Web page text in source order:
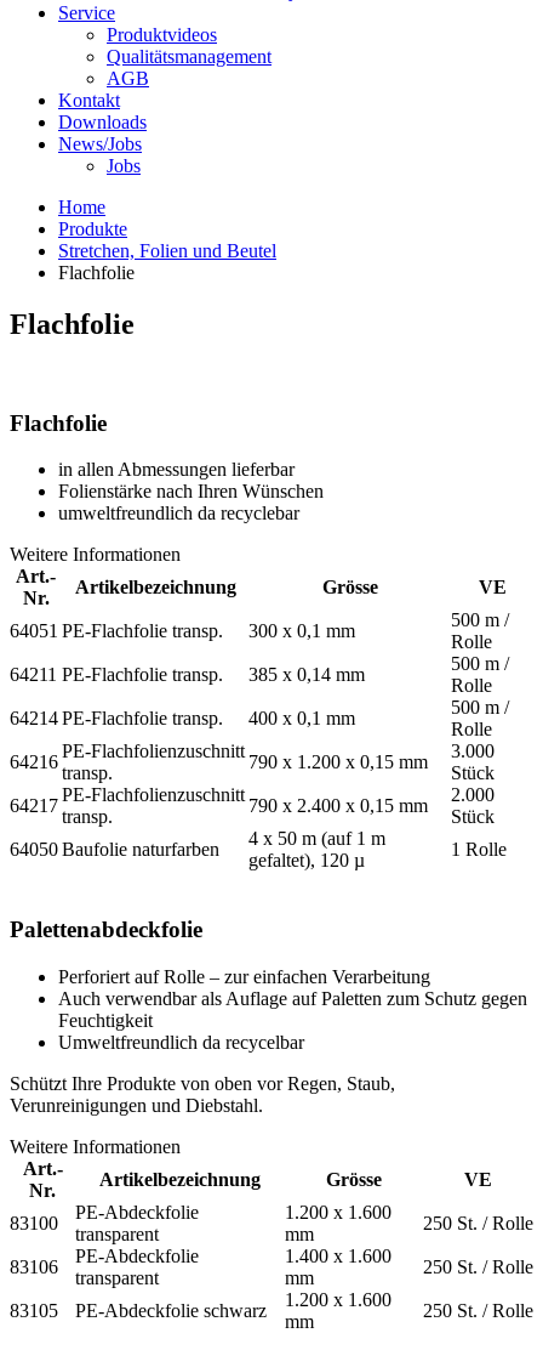
Service
Produktvideos
Qualitätsmanagement
AGB
Kontakt
Downloads
News/Jobs
Jobs
Home
Produkte
Stretchen, Folien und Beutel
Flachfolie
Flachfolie
Flachfolie
in allen Abmessungen lieferbar
Folienstärke nach Ihren Wünschen
umweltfreundlich da recyclebar
Weitere Informationen
Art.-
Nr.
Artikelbezeichnung Grösse VE
64051 PE-Flachfolie transp. 300 x 0,1 mm
500 m /
Rolle
64211 PE-Flachfolie transp. 385 x 0,14 mm
500 m /
Rolle
64214PE-Flachfolie transp. 400 x 0,1 mm
500 m /
Rolle
64216
PE-Flachfolienzuschnitt
transp.
790 x 1.200 x 0,15 mm
3.000
Stück
64217
PE-Flachfolienzuschnitt
transp.
790 x 2.400 x 0,15 mm
2.000
Stück
64050Baufolie naturfarben
4 x 50 m (auf 1 m
gefaltet), 120 µ
1 Rolle
Palettenabdeckfolie
Perforiert auf Rolle – zur einfachen Verarbeitung
Auch verwendbar als Auflage auf Paletten zum Schutz gegen
Feuchtigkeit
Umweltfreundlich da recycelbar
Schützt Ihre Produkte von oben vor Regen, Staub,
Verunreinigungen und Diebstahl.
Weitere Informationen
Art.-
Nr.
Artikelbezeichnung Grösse VE
83100
PE-Abdeckfolie
transparent
1.200 x 1.600
mm
250 St. / Rolle
83106
PE-Abdeckfolie
transparent
1.400 x 1.600
mm
250 St. / Rolle
83105 PE-Abdeckfolie schwarz
1.200 x 1.600
mm
250 St. / Rolle